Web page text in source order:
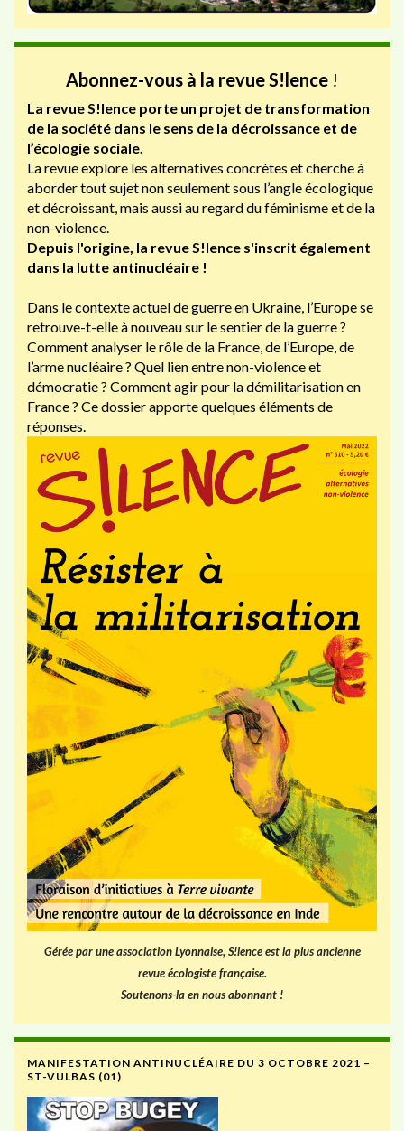
Abonnez-vous à la revue S!lence !
La revue S!lence porte un projet de transformation
de la société dans le sens de la décroissance et de
l’écologie sociale.
La revue explore les alternatives concrètes et cherche à
aborder tout sujet non seulement sous l’angle écologique
et décroissant, mais aussi au regard du féminisme et de la
non-violence.
Depuis l'origine, la revue S!lence s'inscrit également
dans la lutte antinucléaire !
Dans le contexte actuel de guerre en Ukraine, l’Europe se
retrouve-t-elle à nouveau sur le sentier de la guerre ?
Comment analyser le rôle de la France, de l’Europe, de
l’arme nucléaire ? Quel lien entre non-violence et
démocratie ? Comment agir pour la démilitarisation en
France ? Ce dossier apporte quelques éléments de
réponses.
Gérée par une association Lyonnaise, S!lence est la plus ancienne
revue écologiste française.
Soutenons-la en nous abonnant !
MANIFESTATION ANTINUCLÉAIRE DU 3 OCTOBRE 2021 –
ST-VULBAS (01)